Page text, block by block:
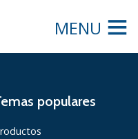
MENU
populares